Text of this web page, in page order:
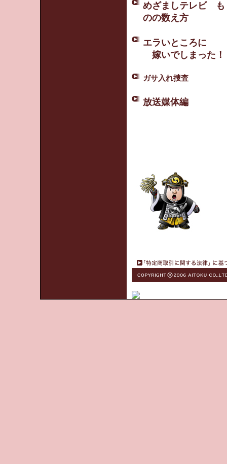
めざましテレビ も
のの数え方
エラいところに
嫁いでしまった！
ガサ入れ捜査
放送媒体編